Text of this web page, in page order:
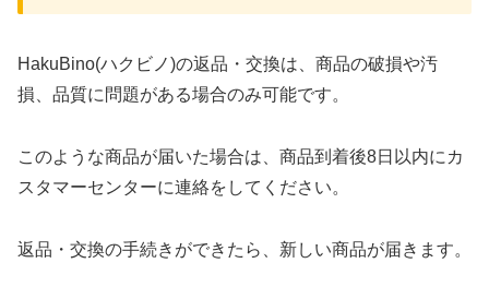
HakuBino(ハクビノ)の返品・交換は、商品の破損や汚
損、品質に問題がある場合のみ可能です。
このような商品が届いた場合は、商品到着後8日以内にカ
スタマーセンターに連絡をしてください。
返品・交換の手続きができたら、新しい商品が届きます。